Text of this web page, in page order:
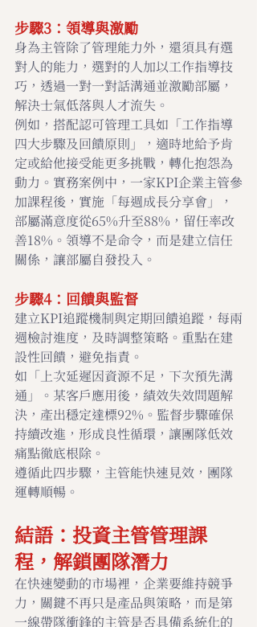
步驟3：領導與激勵
身為主管除了管理能力外，還須具有選
對人的能力，選對的人加以工作指導技
巧，透過一對一對話溝通並激勵部屬，
解決士氣低落與人才流失。
例如，搭配認可管理工具如「工作指導
四大步驟及回饋原則」，適時地給予肯
定或給他接受能更多挑戰，轉化抱怨為
動力。實務案例中，一家KPI企業主管參
加課程後，實施「每週成長分享會」，
部屬滿意度從65%升至88%，留任率改
善18%。領導不是命令，而是建立信任
關係，讓部屬自發投入。
步驟4：回饋與監督
建立KPI追蹤機制與定期回饋追蹤，每兩
週檢討進度，及時調整策略。重點在建
設性回饋，避免指責。
如「上次延遲因資源不足，下次預先溝
通」。某客戶應用後，績效失效問題解
決，產出穩定達標92%。監督步驟確保
持續改進，形成良性循環，讓團隊低效
痛點徹底根除。
遵循此四步驟，主管能快速見效，團隊
運轉順暢。
結語：投資主管管理課
程，解鎖團隊潛力
在快速變動的市場裡，企業要維持競爭
力，關鍵不再只是產品與策略，而是第
一線帶隊衝鋒的主管是否具備系統化的